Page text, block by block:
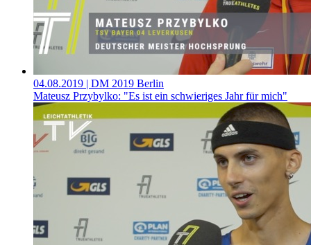
04.08.2019 | DM 2019 Berlin
Mateusz Przybylko: "Es ist ein schwieriges Jahr für mich"